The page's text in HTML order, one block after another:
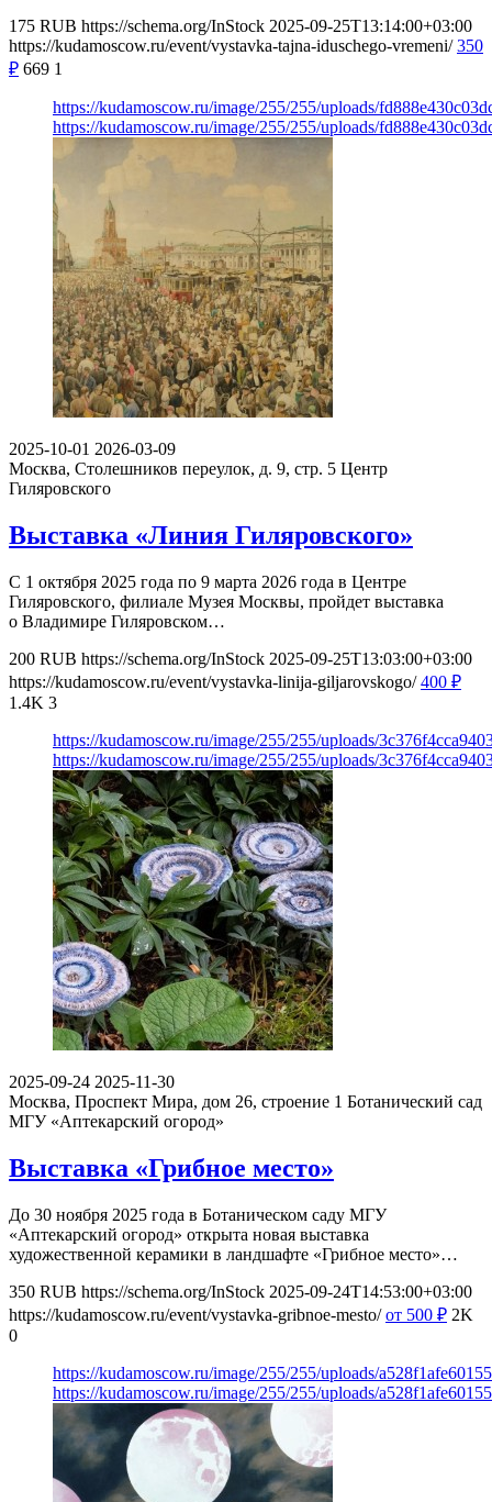
175 RUB https://schema.org/InStock 2025-09-25T13:14:00+03:00
https://kudamoscow.ru/event/vystavka-tajna-iduschego-vremeni/ 350
₽ 669 1
https://kudamoscow.ru/image/255/255/uploads/
https://kudamoscow.ru/image/255/255/uploads/
2025-10-01 2026-03-09
Москва, Столешников переулок, д. 9, стр. 5 Центр
Гиляровского
Выставка «Линия Гиляровского»
С 1 октября 2025 года по 9 марта 2026 года в Центре
Гиляровского, филиале Музея Москвы, пройдет выставка
о Владимире Гиляровском…
200 RUB https://schema.org/InStock 2025-09-25T13:03:00+03:00
https://kudamoscow.ru/event/vystavka-linija-giljarovskogo/ 400 ₽
1.4K 3
https://kudamoscow.ru/image/255/255/uploads/
https://kudamoscow.ru/image/255/255/uploads/
2025-09-24 2025-11-30
Москва, Проспект Мира, дом 26, строение 1 Ботанический сад
МГУ «Аптекарский огород»
Выставка «Грибное место»
До 30 ноября 2025 года в Ботаническом саду МГУ
«Аптекарский огород» открыта новая выставка
художественной керамики в ландшафте «Грибное место»…
350 RUB https://schema.org/InStock 2025-09-24T14:53:00+03:00
https://kudamoscow.ru/event/vystavka-gribnoe-mesto/ от 500 ₽ 2K
0
https://kudamoscow.ru/image/255/255/uploads/
https://kudamoscow.ru/image/255/255/uploads/